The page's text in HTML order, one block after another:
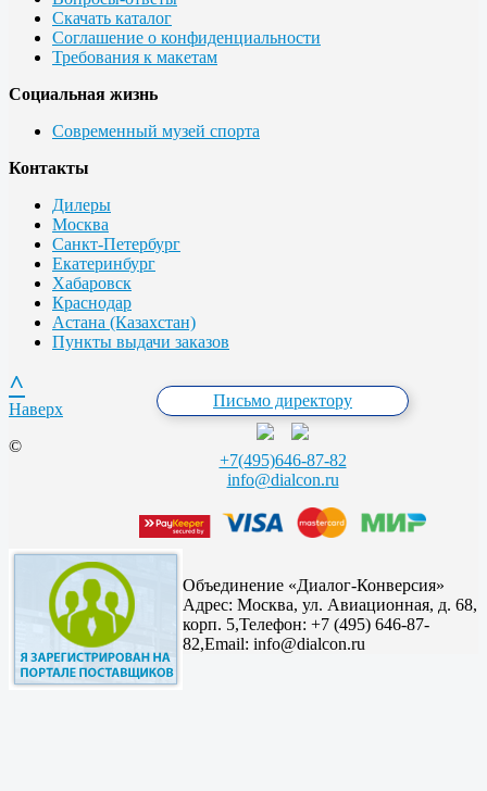
Скачать каталог
Соглашение о конфиденциальности
Требования к макетам
Социальная жизнь
Современный музей спорта
Контакты
Дилеры
Москва
Санкт-Петербург
Екатеринбург
Хабаровск
Краснодар
Астана (Казахстан)
Пункты выдачи заказов
Письмо директору
+7(495)646-87-82
info@dialcon.ru
^
Наверх
©
Объединение «Диалог-Конверсия»
Адрес: Москва, ул. Авиационная, д. 68,
корп. 5,Телефон: +7 (495) 646-87-
82,Email: info@dialcon.ru